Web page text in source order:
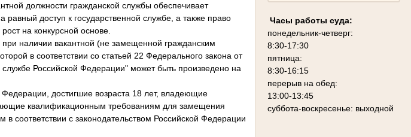
Часы работы суда:
понедельник-четверг:
8:30-17:30
пятница:
8:30-16:15
перерыв на обед:
13:00-13:45
суббота-воскресенье: выходной
должности гражданской службы обеспечивает
доступ к государственной службе, а также право
на конкурсной основе.
наличии вакантной (не замещенной гражданским
в соответствии со статьей 22 Федерального закона от
Российской Федерации" может быть произведено на
достигшие возраста 18 лет, владеющие
квалификационным требованиям для замещения
соответствии с законодательством Российской Федерации